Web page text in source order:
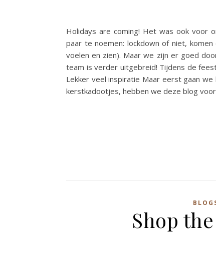
Holidays are coming! Het was ook voor
paar te noemen: lockdown of niet, komen
voelen en zien). Maar we zijn er goed
team is verder uitgebreid! Tijdens de
Lekker veel inspiratie Maar eerst gaan
kerstkadootjes, hebben we deze blog
Shop